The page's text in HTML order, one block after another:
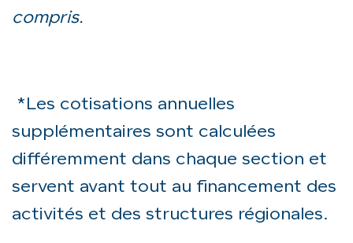
compris.
*Les cotisations annuelles
supplémentaires sont calculées
différemment dans chaque section et
servent avant tout au financement des
activités et des structures régionales.